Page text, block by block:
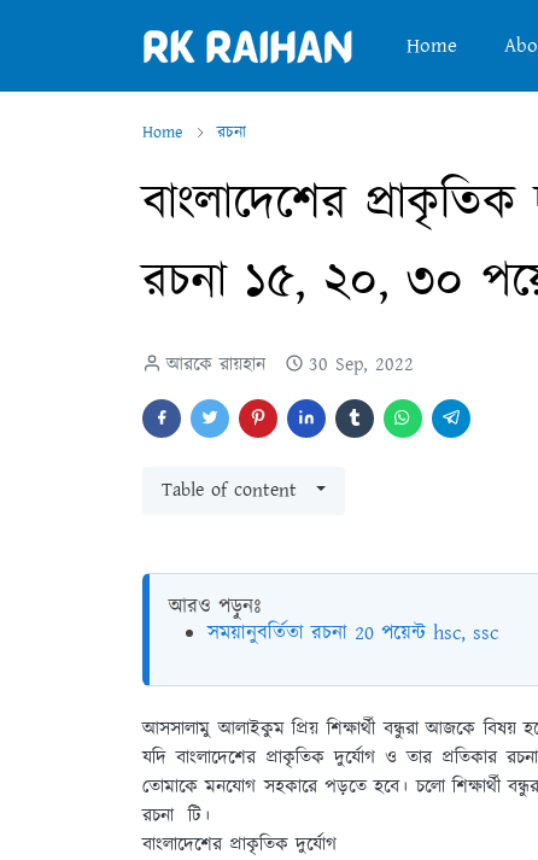
Home
Home রচনা
বাংলাদেশের
রচনা ১৫, ২০, ৩০
আরকে রায়হান 30 Sep, 2022
Table of content
আরও পড়ুনঃ
সময়ানুবর্তিতা রচনা 20 পয়েন্ট hsc, ssc
আসসালামু আলাইকুম প্রিয় শিক্ষার্থী বন্ধুরা আজকে বিষয়
যদি বাংলাদেশের প্রাকৃতিক দুর্যোগ ও তার প্রতিকার
তোমাকে মনযোগ সহকারে পড়তে হবে। চলো শিক্ষার্থী
রচনা টি।
বাংলাদেশের প্রাকৃতিক দুর্যোগ